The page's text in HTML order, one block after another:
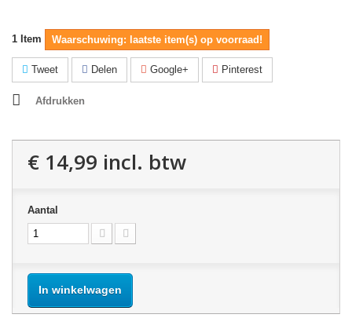
1 Item Waarschuwing: laatste item(s) op voorraad!
Tweet Delen Google+ Pinterest
Afdrukken
€ 14,99 incl. btw
Aantal
In winkelwagen